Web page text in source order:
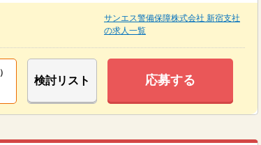
サンエス警備保障株式会社 新宿支社
の求人一覧
）
検討リスト 応募する